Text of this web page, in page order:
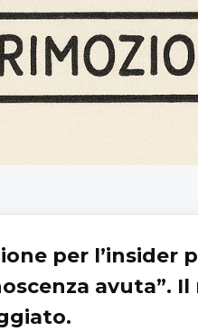
per l’insider
avuta”. Il